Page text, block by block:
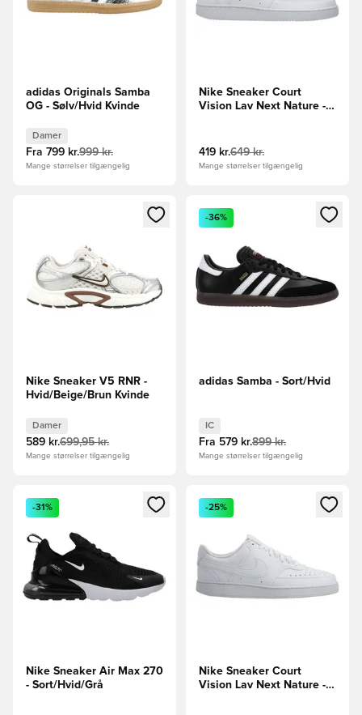
adidas Originals Samba
OG - Sølv/Hvid Kvinde
Damer
Fra 799 kr.999 kr.
Mange størrelser tilgængelig
Nike Sneaker Court
Vision Lav Next Nature -
419 kr.649 kr.
Mange størrelser tilgængelig
Åbner en Modal til at logge ind eller tilmelde dig som
Nike Sneaker V5 RNR -
Hvid/Beige/Brun Kvinde
Damer
589 kr.699,95 kr.
Mange størrelser tilgængelig
Åbner en Modal til at logge
-36%
adidas Samba - Sort/Hvid
IC
Fra 579 kr.899 kr.
Mange størrelser tilgængelig
Åbner en Modal til at logge ind eller tilmelde dig som
-31%
Nike Sneaker Air Max 270
- Sort/Hvid/Grå
Åbner en Modal til at logge
-25%
Nike Sneaker Court
Vision Lav Next Nature -